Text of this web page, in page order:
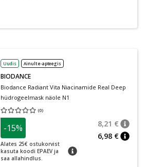
Uudis Ainult e-apteegis
BIODANCE
Biodance Radiant Vita Niacinamide Real Deep
hüdrogeelmask näole N1
(0)
Keskmine hinnang 0.00
-15%
Alates 25€ ostukorvist
kasuta koodi EPAEV ja
saa allahindlus.
nõuanne
8,21 €
6,98 €